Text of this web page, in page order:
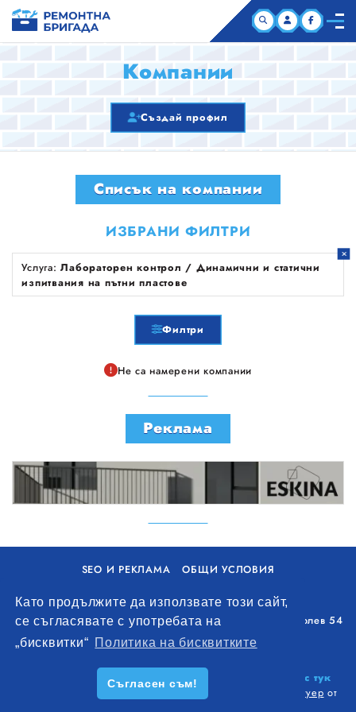
Като продължите да използвате този сайт,
се съгласявате с употребата на
„бисквитки“ Политика на бисквитките
Съгласен съм!
КОМПАНИИ
ЗА НАС
Компании
Създай профил
Списък на компании
ИЗБРАНИ ФИЛТРИ
Услуга:Лабораторен контрол / Динамични и статични
изпитвания на пътни пластове
Филтри
Не са намерени компании
Реклама
SEO И РЕКЛАМА
ОБЩИ УСЛОВИЯ
Уолоу Интернешънъл ЕООД, гр. Варна, бул. Генерал Колев 54
+359 893 621 112
office@remontna-brigada.com
Създай профил на своя строителен бизнес тук
. Всички права запазени. Изработка на софтуер от